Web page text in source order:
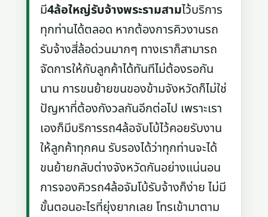
มี4ล้อใหญ่รับจ้างพระรามสามไว้บริการ
ทุกท่านได้ตลอด หากต้องการคิวงานรถ
รับจ้างสี่ล้อด่วนมากๆ ทางเราก็สามารถ
จัดการให้กับลูกค้าได้ทันทีไม่ต้องรอกัน
นาน การขนย้ายขนของข้ามจังหวัดก็ไม่ใช่
ปัญหาที่ต้องกังวลกันอีกต่อไป เพราะเรา
เองก็มีบริการรถ4ล้อจับโบ้ไว้คอยรับงาน
ให้ลูกค้าทุกคน รับรองได้ว่าทุกท่านจะได้
ขนย้ายกลับต่างจังหวัดกันอย่างแน่นอน
การจองคิวรถ4ล้อจัมโบ้รับจ้างก็ง่าย ไม่มี
ขั้นตอนอะไรที่ยุ่งยากเลย โทรเข้ามาตาม